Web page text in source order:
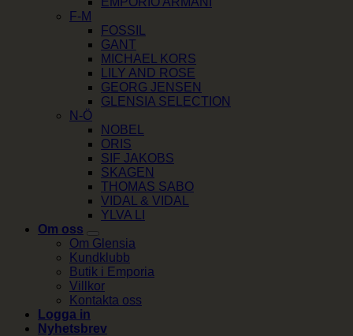
F-M
FOSSIL
GANT
MICHAEL KORS
LILY AND ROSE
GEORG JENSEN
GLENSIA SELECTION
N-Ö
NOBEL
ORIS
SIF JAKOBS
SKAGEN
THOMAS SABO
VIDAL & VIDAL
YLVA LI
Om oss
Om Glensia
Kundklubb
Butik i Emporia
Villkor
Kontakta oss
Logga in
Nyhetsbrev